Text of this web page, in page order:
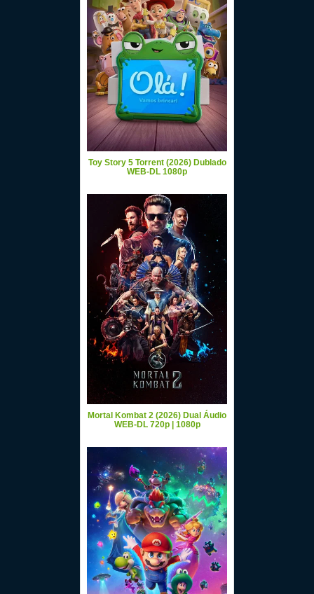
Toy Story 5 Torrent (2026) Dublado
WEB-DL 1080p
Mortal Kombat 2 (2026) Dual Áudio
WEB-DL 720p | 1080p